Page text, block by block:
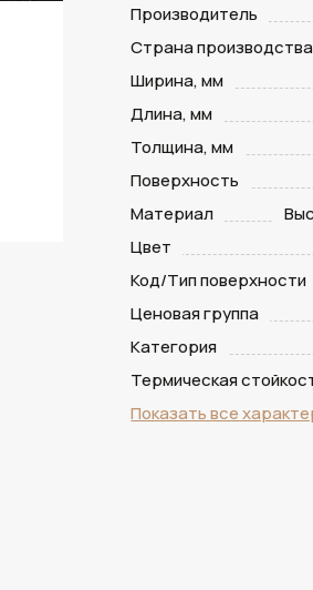
Производитель
Страна производства
Ширина, мм
Длина, мм
Толщина, мм
Поверхность
Материал
Цвет
Код/Тип поверхности
Ценовая группа
Категория
Термическая
Показать все